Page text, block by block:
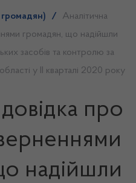
громадян) /
Аналітична
громадян, що надійшли
засобів та контролю за
у ІІ кварталі 2020 року
про
надійшли